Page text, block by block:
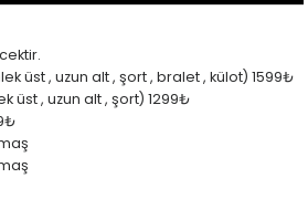
üst , uzun alt , şort , bralet , külot) 1599₺
üst , uzun alt , şort) 1299₺